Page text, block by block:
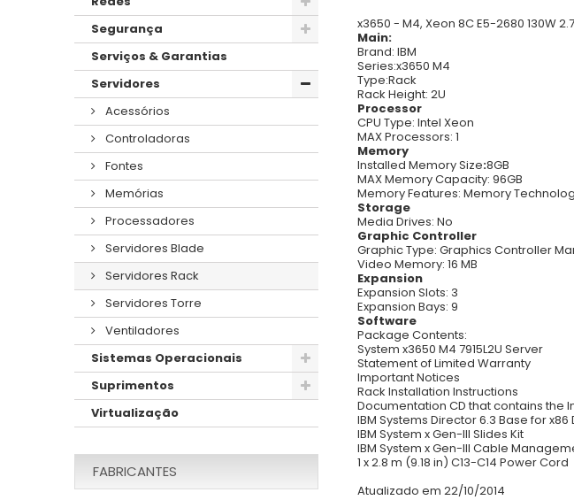
Segurança
Serviços & Garantias
Servidores
Acessórios
Controladoras
Fontes
Memórias
Processadores
Servidores Blade
Servidores Rack
Servidores Torre
Ventiladores
Sistemas Operacionais
Suprimentos
Virtualização
FABRICANTES
x3650 - M4, Xeon 8C E5-2680 130W
Main:
Brand: IBM
Series:x3650 M4
Type:Rack
Rack Height: 2U
Processor
CPU Type: Intel Xeon
MAX Processors: 1
Memory
Installed Memory Size:8GB
MAX Memory Capacity: 96GB
Memory Features: Memory
Storage
Media Drives: No
Graphic Controller
Graphic Type: Graphics Controller
Video Memory: 16 MB
Expansion
Expansion Slots: 3
Expansion Bays: 9
Software
Package Contents:
System x3650 M4 7915L2U Server
Statement of Limited Warranty
Important Notices
Rack Installation Instructions
Documentation CD that contains the
IBM Systems Director 6.3 Base for x86
IBM System x Gen-III Slides Kit
IBM System x Gen-III Cable
1 x 2.8 m (9.18 in) C13-C14 Power Cord
Atualizado em 22/10/2014